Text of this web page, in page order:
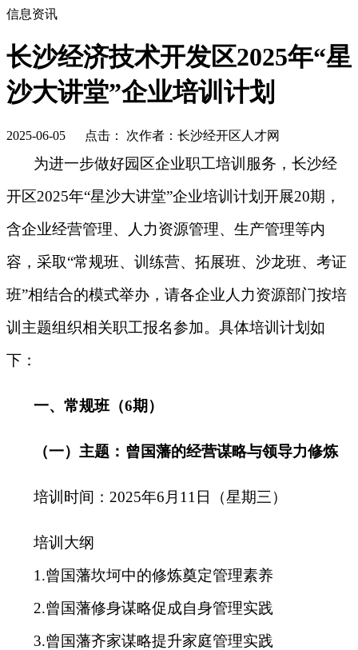
信息资讯
长沙经济技术开发区2025年“星
沙大讲堂”企业培训计划
2025-06-05 点击： 次作者：长沙经开区人才网
为进一步做好园区企业职工培训服务，长沙经
开区2025年“星沙大讲堂”企业培训计划开展20期，
含企业经营管理、人力资源管理、生产管理等内
容，采取“常规班、训练营、拓展班、沙龙班、 考证
班”相结合的模式举办，请各企业人力资源部门按培
训主题组织相关职工报名参加。具体培训计划如
下：
一、 常规班（6期）
（一） 主题 ： 曾国藩的经营谋略与领导力修炼
培训时间：2025年6月11日（星期三）
培训大纲
1.曾国藩坎坷中的修炼奠定管理素养
2.曾国藩修身谋略促成自身管理实践
3.曾国藩齐家谋略提升家庭管理实践